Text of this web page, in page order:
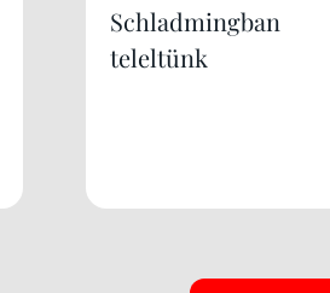
Schladmingban
teleltünk